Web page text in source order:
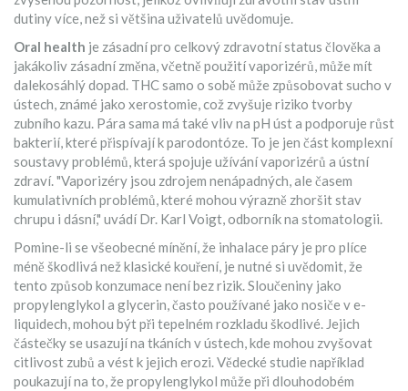
dutiny více, než si většina uživatelů uvědomuje.
Oral health je zásadní pro celkový zdravotní status člověka a
jakákoliv zásadní změna, včetně použití vaporizérů, může mít
dalekosáhlý dopad. THC samo o sobě může způsobovat sucho v
ústech, známé jako xerostomie, což zvyšuje riziko tvorby
zubního kazu. Pára sama má také vliv na pH úst a podporuje růst
bakterií, které přispívají k parodontóze. To je jen část komplexní
soustavy problémů, která spojuje užívání vaporizérů a ústní
zdraví. "Vaporizéry jsou zdrojem nenápadných, ale časem
kumulativních problémů, které mohou výrazně zhoršit stav
chrupu i dásní," uvádí Dr. Karl Voigt, odborník na stomatologii.
Pomine-li se všeobecné mínění, že inhalace páry je pro plíce
méně škodlivá než klasické kouření, je nutné si uvědomit, že
tento způsob konzumace není bez rizik. Sloučeniny jako
propylenglykol a glycerin, často používané jako nosiče v e-
liquidech, mohou být při tepelném rozkladu škodlivé. Jejich
částečky se usazují na tkáních v ústech, kde mohou zvyšovat
citlivost zubů a vést k jejich erozi. Vědecké studie například
poukazují na to, že propylenglykol může při dlouhodobém